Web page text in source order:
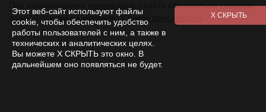
с сайта обязательно указание
прямой ссылки на источник.
Список всех товаров
Этот веб-сайт используют файлы
cookie, чтобы обеспечить удобство
работы пользователей с ним, а также в
технических и аналитических целях.
Вы можете Х СКРЫТЬ это окно. В
дальнейшем оно появляться не будет.